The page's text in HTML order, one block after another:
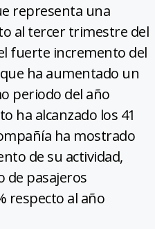
representa una
al tercer trimestre del
fuerte incremento del
ha aumentado un
periodo del año
ha alcanzado los 41
ha mostrado
de su actividad,
de pasajeros
respecto al año